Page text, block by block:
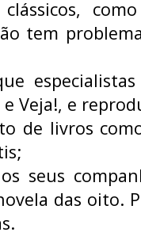
tem
Veja!, e
de livros
seus
das oito.